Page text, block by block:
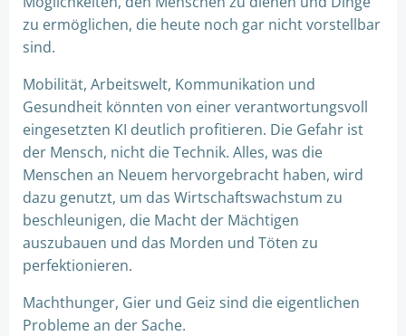
zu ermöglichen, die heute noch gar nicht vorstellbar
sind.
Mobilität, Arbeitswelt, Kommunikation und
Gesundheit könnten von einer verantwortungsvoll
eingesetzten KI deutlich profitieren. Die Gefahr ist
der Mensch, nicht die Technik. Alles, was die
Menschen an Neuem hervorgebracht haben, wird
dazu genutzt, um das Wirtschaftswachstum zu
beschleunigen, die Macht der Mächtigen
auszubauen und das Morden und Töten zu
perfektionieren.
Machthunger, Gier und Geiz sind die eigentlichen
Probleme an der Sache.